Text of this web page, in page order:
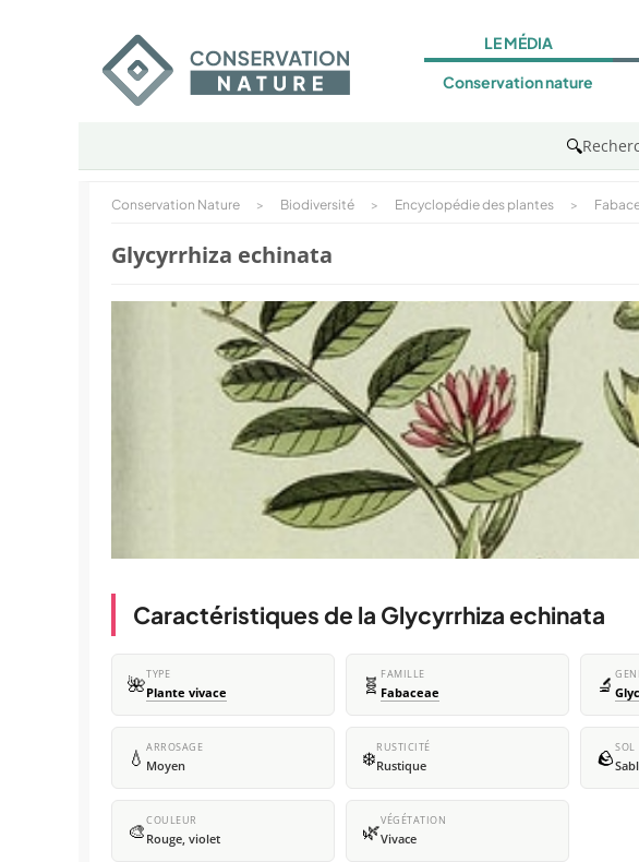
LE MÉDIA
Conservation nature
🔍
Conservation Nature > Biodiversité > Encyclopédie des plantes >
Glycyrrhiza echinata
Caractéristiques de la Glycyrrhiza echinata
🌺TYPE
Plante vivace 🧬 FAMILLE
Fabaceae 🔬
💧 ARROSAGE
Moyen ❄️RUSTICITÉ
Rustique 🪨SOL
🎨COULEUR
Rouge, violet 🌿VÉGÉTATION
Vivace